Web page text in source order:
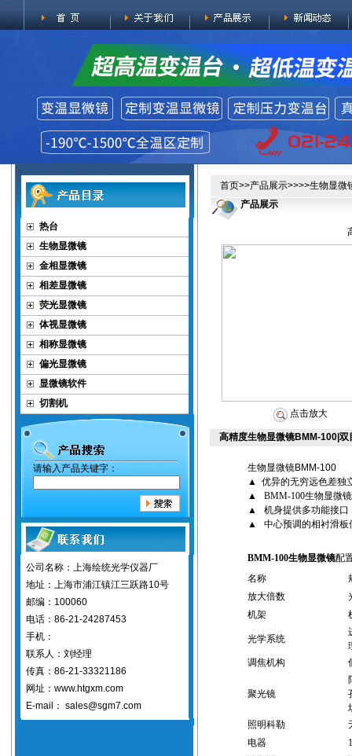
热台
生物显微镜
金相显微镜
相差显微镜
荧光显微镜
体视显微镜
相称显微镜
偏光显微镜
显微镜软件
切割机
请输入产品关键字：
公司名称：上海绘统光学仪器厂
地址：上海市浦江镇江三跃路10号
邮编：100060
电话：86-21-24287453
手机：
联系人：刘经理
传真：86-21-33321186
网址：www.htgxm.com
E-mail： sales@sgm7.com
首页>>产品展示>>>>生物显微
产品展示
点击放大
高精度生物显微镜BMM-100|
生物显微镜BMM-100
▲优异的无穷远色差独
▲BMM-100生物显微
▲ 机身提供多功能接口
▲ 中心预调的相衬滑板
BMM-100生物显微镜配
名称
放大倍数
机架
光学系统
调焦机构
聚光镜
照明科勒
电器